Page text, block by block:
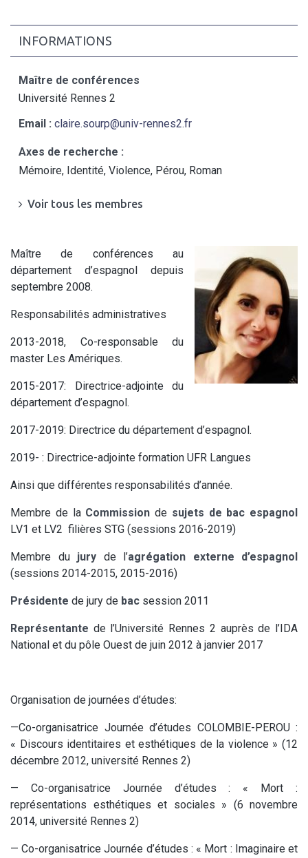
INFORMATIONS
Maître de conférences
Université Rennes 2
Email : claire.sourp@univ-rennes2.fr
Axes de recherche :
Mémoire, Identité, Violence, Pérou, Roman
Voir tous les membres
Maître de conférences au
département d’espagnol depuis
septembre 2008.
Responsabilités administratives
2013-2018, Co-responsable du
master Les Amériques.
2015-2017: Directrice-adjointe du
département d’espagnol.
2017-2019: Directrice du département d’espagnol.
2019- : Directrice-adjointe formation UFR Langues
Ainsi que différentes responsabilités d’année.
Membre de la Commission de sujets de bac espagnol
LV1 et LV2 filières STG (sessions 2016-2019)
Membre du jury de l’agrégation externe d’espagnol
(sessions 2014-2015, 2015-2016)
Présidente de jury de bac session 2011
Représentante de l’Université Rennes 2 auprès de l’IDA
National et du pôle Ouest de juin 2012 à janvier 2017
Organisation de journées d’études:
—Co-organisatrice Journée d’études COLOMBIE-PEROU :
« Discours identitaires et esthétiques de la violence » (12
décembre 2012, université Rennes 2)
— Co-organisatrice Journée d’études : « Mort :
représentations esthétiques et sociales » (6 novembre
2014, université Rennes 2)
— Co-organisatrice Journée d’études : « Mort : Imaginaire et